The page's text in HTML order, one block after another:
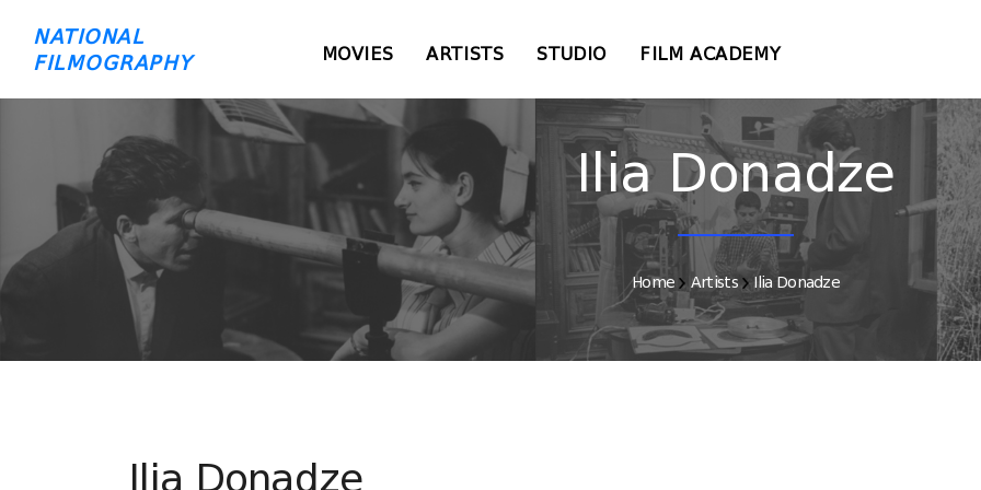
NATIONAL
FILMOGRAPHY
MOVIES ARTISTS STUDIO FILM ACADEMY
Ilia Donadze
Home Artists Ilia Donadze
Ilia Donadze